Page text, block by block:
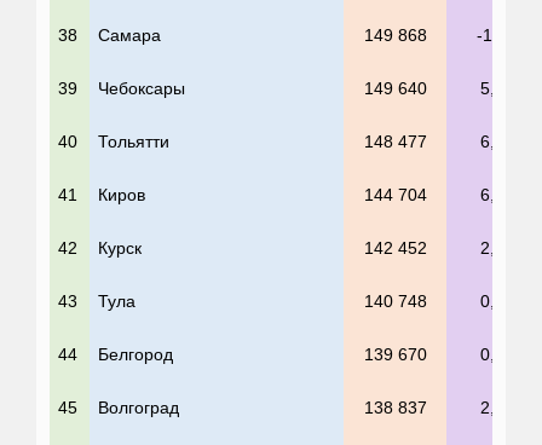
38 Самара 149 868 -1,8%
39 Чебоксары 149 640 5,7%
40 Тольятти 148 477 6,0%
41 Киров 144 704 6,3%
42 Курск 142 452 2,1%
43 Тула 140 748 0,4%
44 Белгород 139 670 0,3%
45 Волгоград 138 837 2,1%